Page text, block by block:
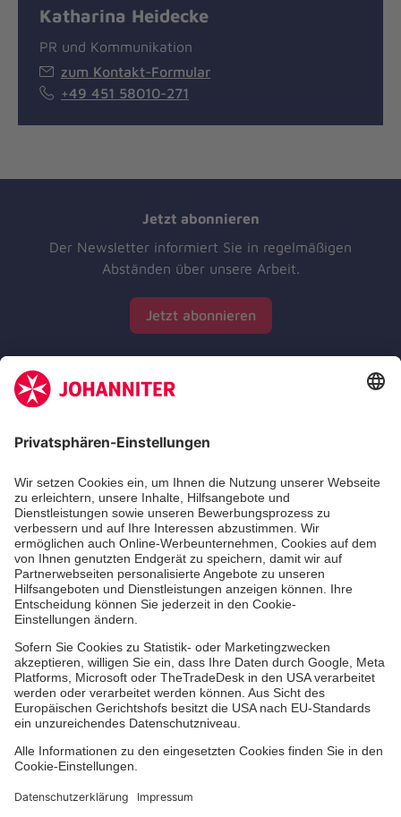
Katharina Heidecke
PR und Kommunikation
zum Kontakt-Formular
+49 451 58010-271
Jetzt abonnieren
Der Newsletter informiert Sie in regelmäßigen
Abständen über unsere Arbeit.
Jetzt abonnieren
Zertifizierung der Johanniter-Unfall-Hilfe e.V.
Die Johanniter GmbH führt das Spendenzertifikat
des Deutschen Spendenrats e.V.
Dienste & Leistungen
Mitarbeiten & Lernen